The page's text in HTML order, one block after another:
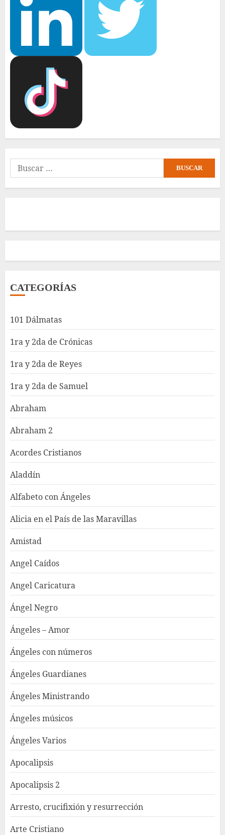
Buscar:
CATEGORÍAS
101 Dálmatas
1ra y 2da de Crónicas
1ra y 2da de Reyes
1ra y 2da de Samuel
Abraham
Abraham 2
Acordes Cristianos
Aladdín
Alfabeto con Ángeles
Alicia en el País de las Maravillas
Amistad
Angel Caídos
Angel Caricatura
Ángel Negro
Ángeles – Amor
Ángeles con números
Ángeles Guardianes
Ángeles Ministrando
Ángeles músicos
Ángeles Varios
Apocalipsis
Apocalipsis 2
Arresto, crucifixión y resurrección
Arte Cristiano